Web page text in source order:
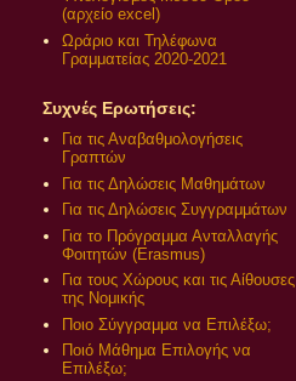
(αρχείο excel)
Ωράριο και Τηλέφωνα
Γραμματείας 2020-2021
Συχνές Ερωτήσεις:
Για τις Αναβαθμολογήσεις
Γραπτών
Για τις Δηλώσεις Μαθημάτων
Για τις Δηλώσεις Συγγραμμάτων
Για το Πρόγραμμα Ανταλλαγής
Φοιτητών (Erasmus)
Για τους Χώρους και τις Αίθουσες
της Νομικής
Ποιο Σύγγραμμα να Επιλέξω;
Ποιό Μάθημα Επιλογής να
Επιλέξω;